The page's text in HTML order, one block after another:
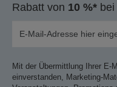
Rabatt von 10 %*
Mit der Übermittlung Ihrer E-
einverstanden, Marketing-